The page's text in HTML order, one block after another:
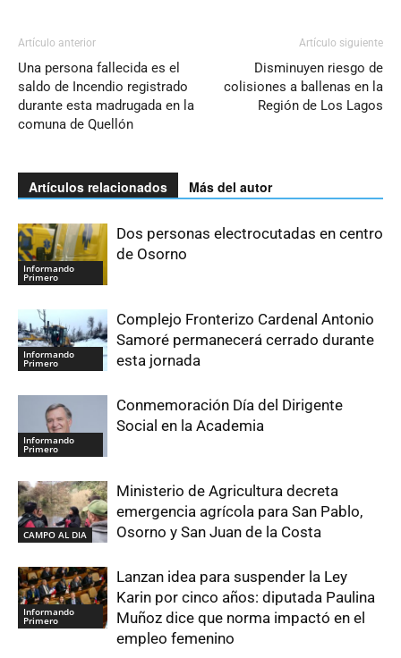
Artículo anterior
Una persona fallecida es el
saldo de Incendio registrado
durante esta madrugada en la
comuna de Quellón
Artículo siguiente
Disminuyen riesgo de
colisiones a ballenas en la
Región de Los Lagos
Artículos relacionados Más del autor
Informando
Primero
Dos personas electrocutadas en centro
de Osorno
Informando
Primero
Complejo Fronterizo Cardenal Antonio
Samoré permanecerá cerrado durante
esta jornada
Informando
Primero
Conmemoración Día del Dirigente
Social en la Academia
CAMPO AL DIA
Ministerio de Agricultura decreta
emergencia agrícola para San Pablo,
Osorno y San Juan de la Costa
Informando
Primero
Lanzan idea para suspender la Ley
Karin por cinco años: diputada Paulina
Muñoz dice que norma impactó en el
empleo femenino